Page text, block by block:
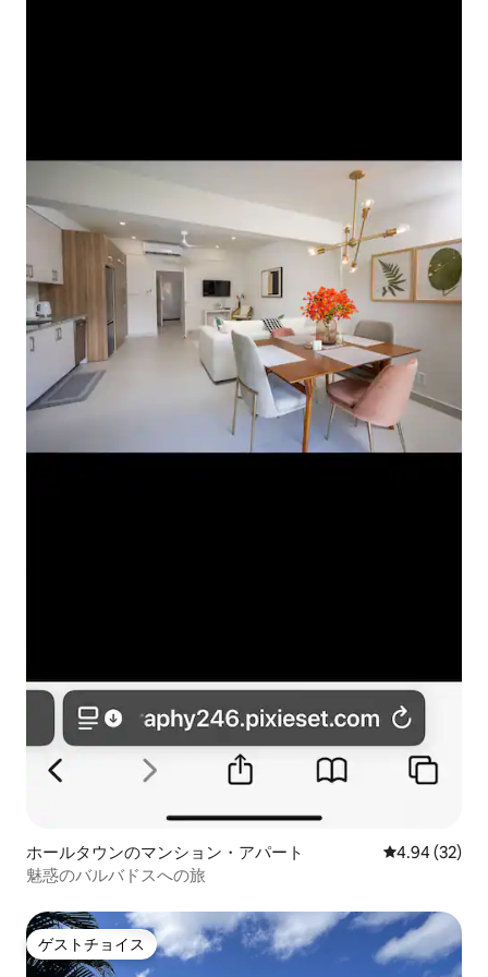
ホールタウンのマンション・アパート レビュー32
4.94 (32)
魅惑のバルバドスへの旅
ゲストチョイス
ゲストチョイス